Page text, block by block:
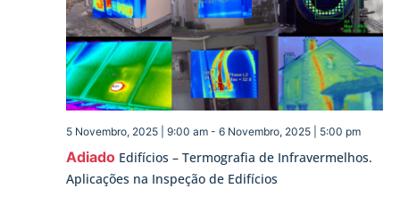
Adiado Edifícios – Termografia de Infravermelhos.
Aplicações na Inspeção de Edifícios
5 Novembro, 2025 | 9:00 am- 6 Novembro, 2025 | 5:00 pm